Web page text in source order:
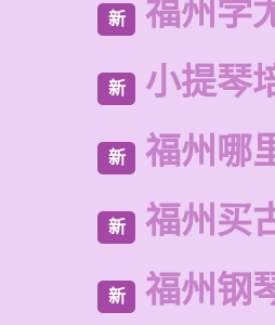
新 福州学
新 小提琴
新 福州哪
新 福州买
新 福州钢